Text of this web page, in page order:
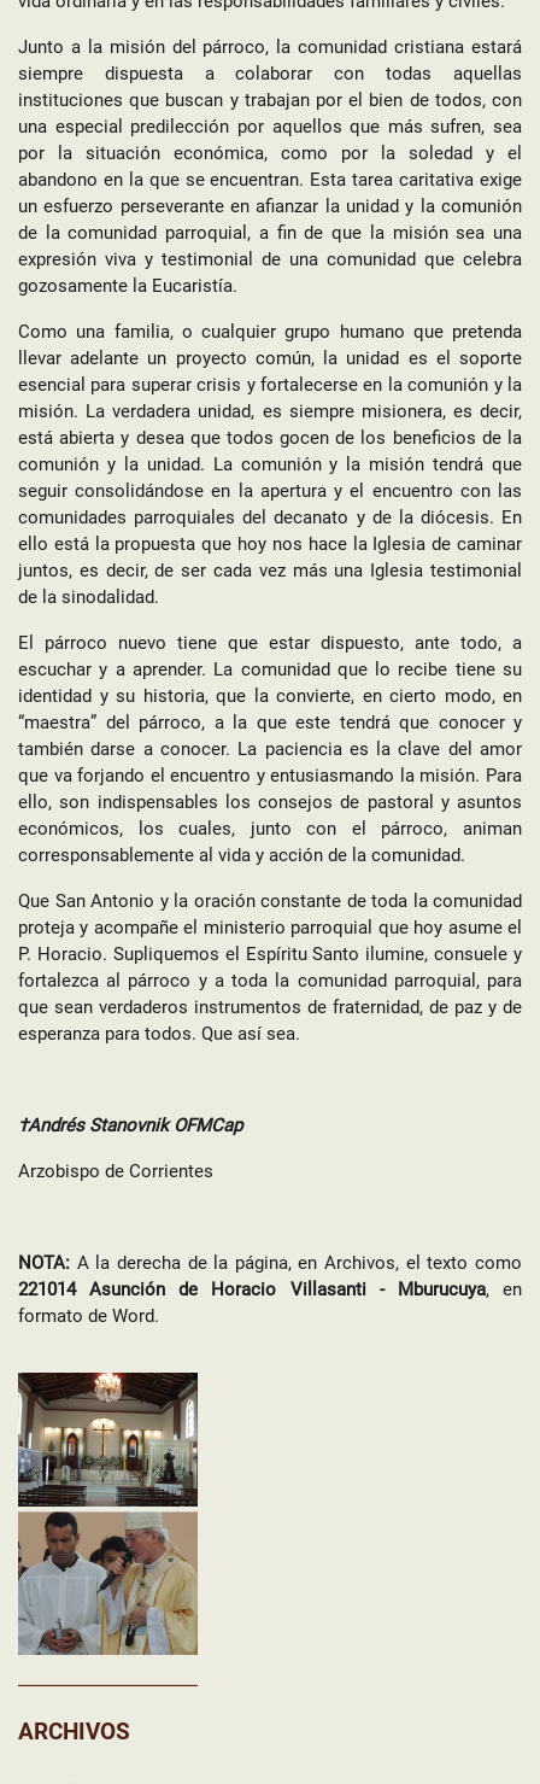
Junto a la misión del párroco, la comunidad cristiana estará
siempre dispuesta a colaborar con todas aquellas
instituciones que buscan y trabajan por el bien de todos, con
una especial predilección por aquellos que más sufren, sea
por la situación económica, como por la soledad y el
abandono en la que se encuentran. Esta tarea caritativa exige
un esfuerzo perseverante en afianzar la unidad y la comunión
de la comunidad parroquial, a fin de que la misión sea una
expresión viva y testimonial de una comunidad que celebra
gozosamente la Eucaristía.
Como una familia, o cualquier grupo humano que pretenda
llevar adelante un proyecto común, la unidad es el soporte
esencial para superar crisis y fortalecerse en la comunión y la
misión. La verdadera unidad, es siempre misionera, es decir,
está abierta y desea que todos gocen de los beneficios de la
comunión y la unidad. La comunión y la misión tendrá que
seguir consolidándose en la apertura y el encuentro con las
comunidades parroquiales del decanato y de la diócesis. En
ello está la propuesta que hoy nos hace la Iglesia de caminar
juntos, es decir, de ser cada vez más una Iglesia testimonial
de la sinodalidad.
El párroco nuevo tiene que estar dispuesto, ante todo, a
escuchar y a aprender. La comunidad que lo recibe tiene su
identidad y su historia, que la convierte, en cierto modo, en
“maestra” del párroco, a la que este tendrá que conocer y
también darse a conocer. La paciencia es la clave del amor
que va forjando el encuentro y entusiasmando la misión. Para
ello, son indispensables los consejos de pastoral y asuntos
económicos, los cuales, junto con el párroco, animan
corresponsablemente al vida y acción de la comunidad.
Que San Antonio y la oración constante de toda la comunidad
proteja y acompañe el ministerio parroquial que hoy asume el
P. Horacio. Supliquemos el Espíritu Santo ilumine, consuele y
fortalezca al párroco y a toda la comunidad parroquial, para
que sean verdaderos instrumentos de fraternidad, de paz y de
esperanza para todos. Que así sea.
†Andrés Stanovnik OFMCap
Arzobispo de Corrientes
NOTA: A la derecha de la página, en Archivos, el texto como
221014 Asunción de Horacio Villasanti - Mburucuya, en
formato de Word.
ARCHIVOS